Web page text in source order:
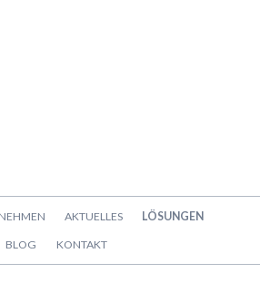
AKTUELLES LÖSUNGEN
BLOG KONTAKT